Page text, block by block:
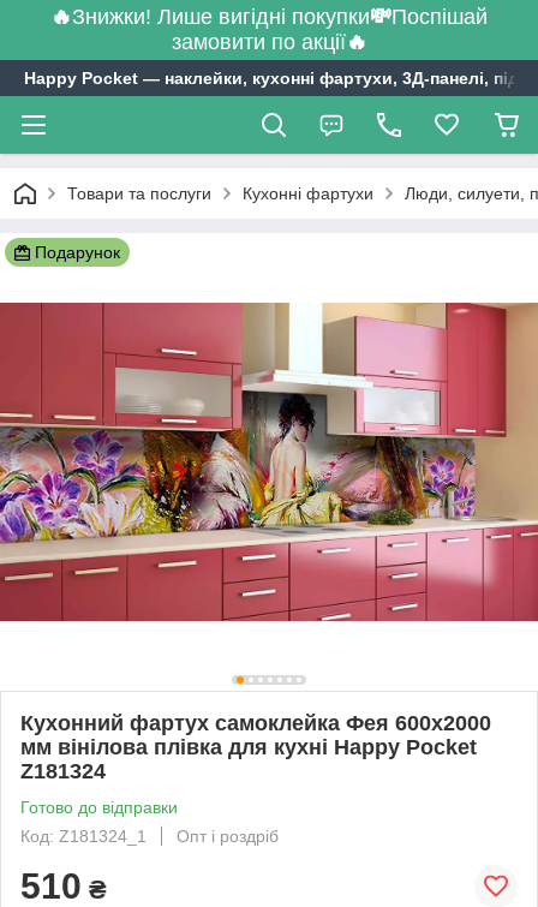
🔥Знижки! Лише вигідні покупки💸Поспішай
замовити по акції🔥
Happy Pocket ― наклейки, кухонні фартухи, 3Д-панелі,
Товари та послуги Кухонні фартухи Люди, силуети,
Подарунок
Кухонний фартух самоклейка Фея 600х2000
мм вінілова плівка для кухні Happy Pocket
Z181324
Готово до відправки
Код: Z181324_1
Опт і роздріб
510 ₴